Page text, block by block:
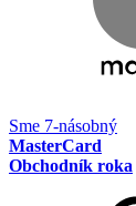
Sme 7-násobný
MasterCard
Obchodník roka